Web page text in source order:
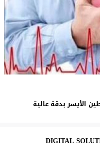
الأيسر بدقة عالية
DIGITAL